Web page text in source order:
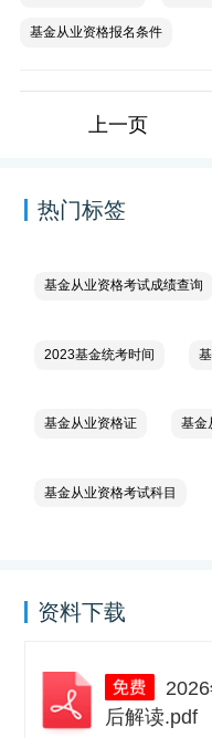
基金从业资格报名条件
上一页
热门标签
基金从业资格考试成绩查询
2023基金统考时间
基金从业资格证 基金
基金从业资格考试科目
资料下载
后解读.pdf